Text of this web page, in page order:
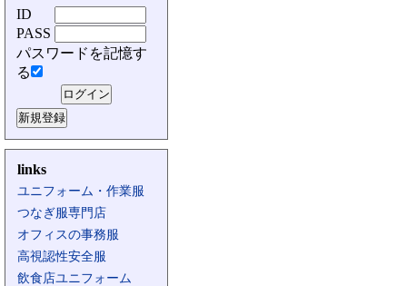
ID
PASS
パスワードを記憶す
る
links
ユニフォーム・作業服
つなぎ服専門店
オフィスの事務服
高視認性安全服
飲食店ユニフォーム